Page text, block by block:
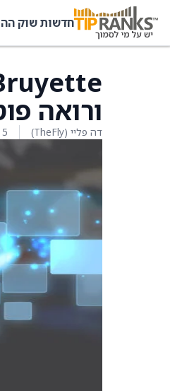
חדשות שוק
ורואה
דה פליי (TheFly) 5 בדצמבר 2025